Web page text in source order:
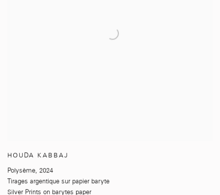
HOUDA KABBAJ
Polysème, 2024
Tirages argentique sur papier baryte
Silver Prints on barytes paper